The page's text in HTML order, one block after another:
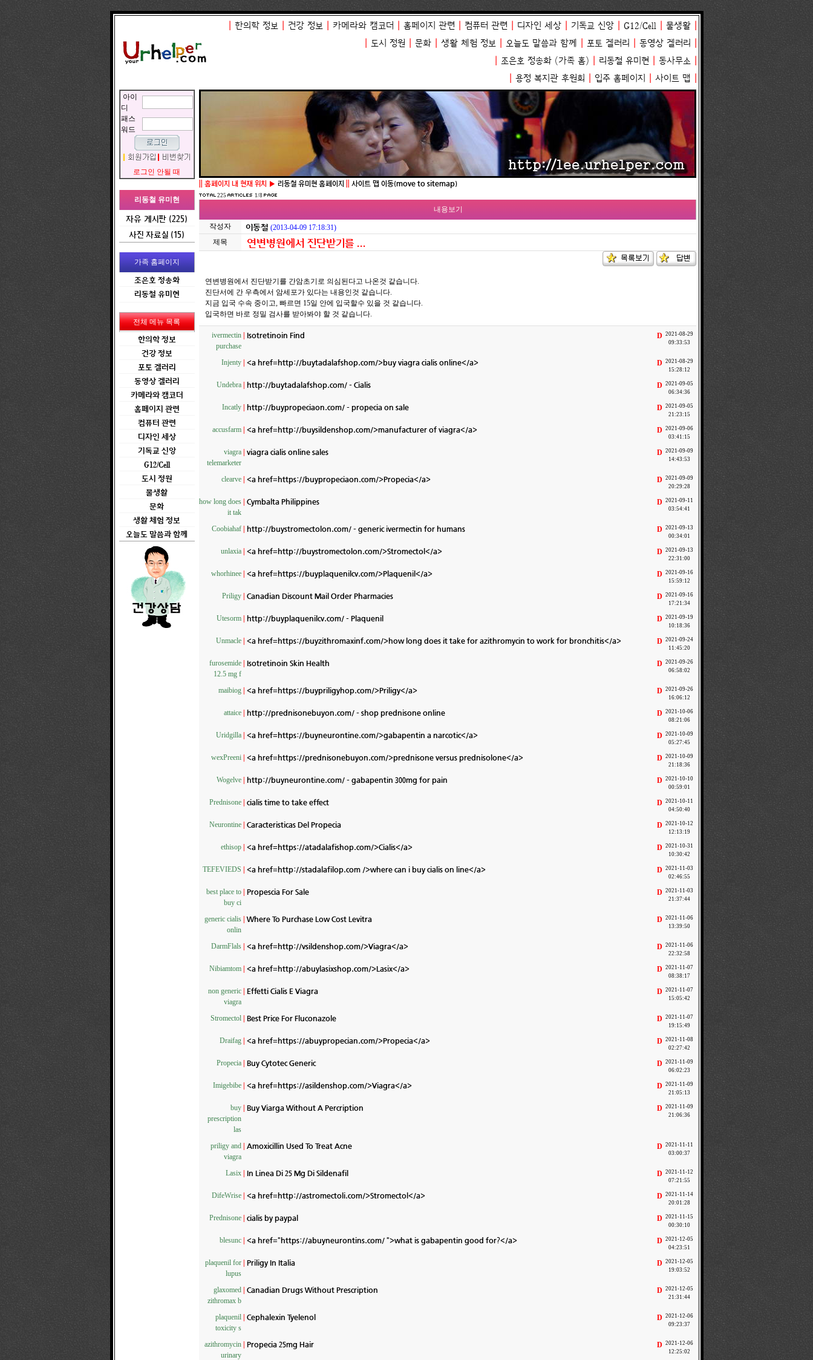
한의학 정보 건강 정보 카메라와 캠코더 홈페이지 관련 컴퓨터 관련 디자인 세상 기독교 신앙 G12/Cell 물생활
도시 정원 문화 생활 체험 정보 오늘도 말씀과 함께 포토 겔러리 동영상 겔러리
조은호 정송화(가족 홈) 리동철 유미현 동사무소
용정 복지관 후원회 입주 홈페이지 사이트 맵
아이
디
패스
워드
로그인 안될 때
리동철 유미현
자유 게시판 (225)
사진 자료실 (15)
가족 홈페이지
조은호 정송화
리동철 유미현
전체 메뉴 목록
한의학 정보
건강 정보
포토 겔러리
동영상 겔러리
카메라와 캠코더
홈페이지 관련
컴퓨터 관련
디자인 세상
기독교 신앙
G12/Cell
도시 정원
물생활
문화
생활 체험 정보
오늘도 말씀과 함께
홈페이지 내 현재 위치 ▶ 리동철 유미현 홈페이지 사이트 맵 이동(move to sitemap)
225 1/8
내용보기
작성자
이동철 (2013-04-09 17:18:31)
제목
연변병원에서 진단받기를 ...
연변병원에서 진단받기를 간암초기로 의심된다고 나온것 같습니다.
진단서에 간 우측에서 암세포가 있다는 내용인것 같습니다.
지금 입국 수속 중이고, 빠르면 15일 안에 입국할수 있을 것 같습니다.
입국하면 바로 정밀 검사를 받아봐야 할 것 같습니다.
ivermectin
purchase
Isotretinoin Find D 2021-08-29
09:33:53
Injenty <a href=http://buytadalafshop.com/>buy viagra cialis online</a> D 2021-08-29
15:28:12
Undebra http://buytadalafshop.com/- Cialis D 2021-09-05
06:34:36
Incatly http://buypropeciaon.com/- propecia on sale D 2021-09-05
21:23:15
accusfarm <a href=http://buysildenshop.com/>manufacturer of viagra</a> D 2021-09-06
03:41:15
viagra
telemarketer
viagra cialis online sales D 2021-09-09
14:43:53
clearve <a href=https://buypropeciaon.com/>Propecia</a> D 2021-09-09
20:29:28
how long does
it tak
Cymbalta Philippines D 2021-09-11
03:54:41
Coobiahaf http://buystromectolon.com/- generic ivermectin for humans D 2021-09-13
00:34:01
unlaxia <a href=http://buystromectolon.com/>Stromectol</a> D 2021-09-13
22:31:00
whorhinee <a href=https://buyplaquenilcv.com/>Plaquenil</a> D 2021-09-16
15:59:12
Priligy Canadian Discount Mail Order Pharmacies D 2021-09-16
17:21:34
Utesorm http://buyplaquenilcv.com/- Plaquenil D 2021-09-19
10:18:36
Unmacle <a href=https://buyzithromaxinf.com/>how long does it take for azithromycin to work for bronchitis</a> D 2021-09-24
11:45:20
furosemide
12.5 mg f
Isotretinoin Skin Health D 2021-09-26
06:58:02
maibiog <a href=https://buypriligyhop.com/>Priligy</a> D 2021-09-26
16:06:12
attaice http://prednisonebuyon.com/- shop prednisone online D 2021-10-06
08:21:06
Uridgilla <a href=https://buyneurontine.com/>gabapentin a narcotic</a> D 2021-10-09
05:27:45
wexPreeni <a href=https://prednisonebuyon.com/>prednisone versus prednisolone</a> D 2021-10-09
21:18:36
Wogelve http://buyneurontine.com/- gabapentin 300mg for pain D 2021-10-10
00:59:01
Prednisone cialis time to take effect D 2021-10-11
04:50:40
Neurontine Caracteristicas Del Propecia D 2021-10-12
12:13:19
ethisop <a href=https://atadalafishop.com/>Cialis</a> D 2021-10-31
10:30:42
TEFEVIEDS <a href=http://stadalafilop.com />where can i buy cialis on line</a> D 2021-11-03
02:46:55
best place to
buy ci
Propescia For Sale D 2021-11-03
21:37:44
generic cialis
onlin
Where To Purchase Low Cost Levitra D 2021-11-06
13:39:50
DarmFlals <a href=http://vsildenshop.com/>Viagra</a> D 2021-11-06
22:32:58
Nibiamtom <a href=http://abuylasixshop.com/>Lasix</a> D 2021-11-07
08:38:17
non generic
viagra
Effetti Cialis E Viagra D 2021-11-07
15:05:42
Stromectol Best Price For Fluconazole D 2021-11-07
19:15:49
Draifag <a href=https://abuypropecian.com/>Propecia</a> D 2021-11-08
02:27:42
Propecia Buy Cytotec Generic D 2021-11-09
06:02:23
Imigebibe <a href=https://asildenshop.com/>Viagra</a> D 2021-11-09
21:05:13
buy
prescription
las
Buy Viarga Without A Percription D 2021-11-09
21:06:36
priligy and
viagra
Amoxicillin Used To Treat Acne D 2021-11-11
03:00:37
Lasix In Linea Di 25 Mg Di Sildenafil D 2021-11-12
07:21:55
DifeWrise <a href=http://astromectoli.com/>Stromectol</a> D 2021-11-14
20:01:28
Prednisone cialis by paypal D 2021-11-15
00:30:10
blesunc <a href="https://abuyneurontins.com/ ">what is gabapentin good for?</a> D 2021-12-05
04:23:51
plaquenil for
lupus
Priligy In Italia D 2021-12-05
19:03:52
glaxomed
zithromax b
Canadian Drugs Without Prescription D 2021-12-05
21:31:44
plaquenil
toxicity s
Cephalexin Tyelenol D 2021-12-06
09:23:37
azithromycin
urinary
Propecia 25mg Hair D 2021-12-06
12:25:02